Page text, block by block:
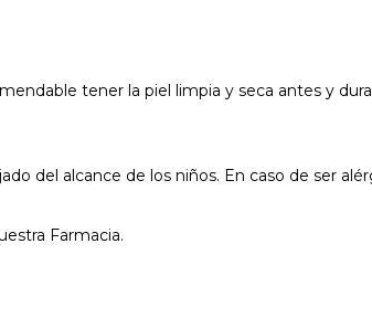
tener la piel limpia y seca antes y
del alcance de los niños. En caso de ser
Farmacia.